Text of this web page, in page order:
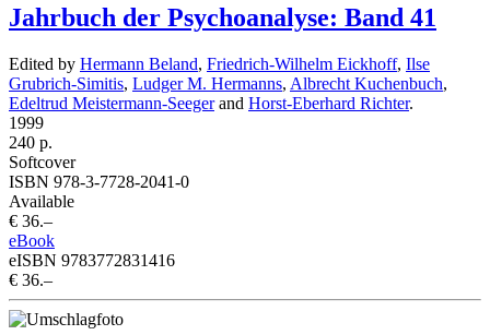
Jahrbuch der Psychoanalyse: Band 41
Edited by Hermann Beland, Friedrich-Wilhelm Eickhoff, Ilse
Grubrich-Simitis, Ludger M. Hermanns, Albrecht Kuchenbuch,
Edeltrud Meistermann-Seegerand Horst-Eberhard Richter.
1999
240 p.
Softcover
ISBN 978-3-7728-2041-0
Available
€ 36.–
eBook
eISBN 9783772831416
€ 36.–